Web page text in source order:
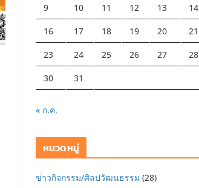
9 10 11 12 13 14
16 17 18 19 20 21
23 24 25 26 27 28
30 31
« ก.ค.
หมวดหมู่
ข่าวกิจกรรม/ศิลปวัฒนธรรม (28)